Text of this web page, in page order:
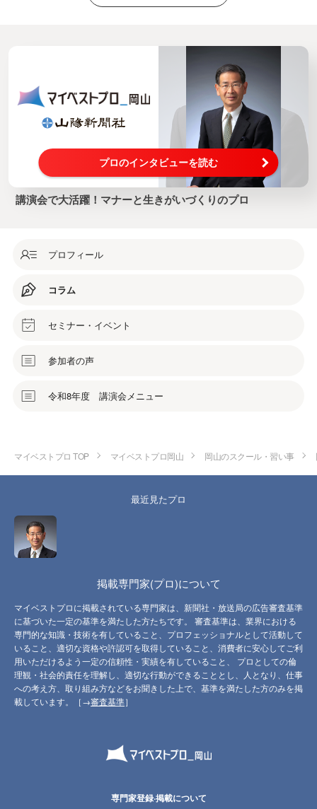
プロのインタビューを読む
講演会で大活躍！マナーと生きがいづくりのプロ
プロフィール
コラム
セミナー・イベント
参加者の声
令和8年度 講演会メニュー
マイベストプロ TOP マイベストプロ岡山 岡山のスクール・習い事
最近見たプロ
掲載専門家(プロ)について
マイベストプロに掲載されている専門家は、新聞社・放送局の広告審査基準
に基づいた一定の基準を満たした方たちです。 審査基準は、業界における
専門的な知識・技術を有していること、プロフェッショナルとして活動して
いること、適切な資格や許認可を取得していること、消費者に安心してご利
用いただけるよう一定の信頼性・実績を有していること、 プロとしての倫
理観・社会的責任を理解し、適切な行動ができることとし、人となり、仕事
への考え方、取り組み方などをお聞きした上で、基準を満たした方のみを掲
載しています。［→審査基準］
専門家登録·掲載について